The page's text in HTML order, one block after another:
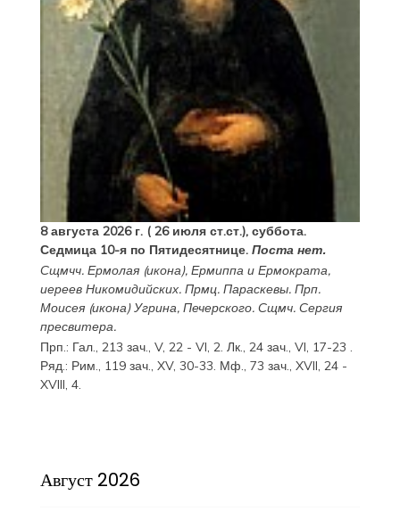
8 августа 2026 г. ( 26 июля ст.ст.), суббота.
Седмица 10-я по Пятидесятнице. Поста нет.
Сщмчч. Ермолая(икона), Ермиппаи Ермократа,
иереев Никомидийских. Прмц. Параскевы. Прп.
Моисея(икона) Угрина, Печерского. Сщмч. Сергия
пресвитера.
Прп.: Гал., 213 зач., V, 22 - VI, 2. Лк., 24 зач., VI, 17-23 .
Ряд.: Рим., 119 зач., XV, 30-33. Мф., 73 зач., XVII, 24 -
XVIII, 4.
Август 2026